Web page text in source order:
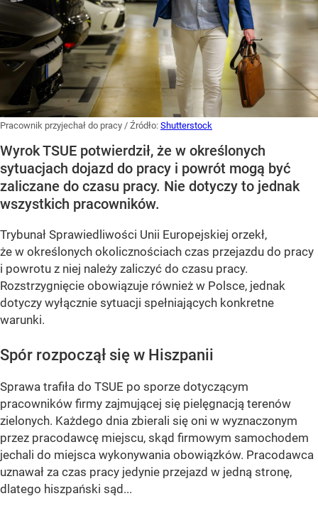
Pracownik przyjechał do pracy / Źródło: Shutterstock
Wyrok TSUE potwierdził, że w określonych
sytuacjach dojazd do pracy i powrót mogą być
zaliczane do czasu pracy. Nie dotyczy to jednak
wszystkich pracowników.
Trybunał Sprawiedliwości Unii Europejskiej orzekł,
że w określonych okolicznościach czas przejazdu do pracy
i powrotu z niej należy zaliczyć do czasu pracy.
Rozstrzygnięcie obowiązuje również w Polsce, jednak
dotyczy wyłącznie sytuacji spełniających konkretne
warunki.
Spór rozpoczął się w Hiszpanii
Sprawa trafiła do TSUE po sporze dotyczącym
pracowników firmy zajmującej się pielęgnacją terenów
zielonych. Każdego dnia zbierali się oni w wyznaczonym
przez pracodawcę miejscu, skąd firmowym samochodem
jechali do miejsca wykonywania obowiązków. Pracodawca
uznawał za czas pracy jedynie przejazd w jedną stronę,
dlatego hiszpański sąd...